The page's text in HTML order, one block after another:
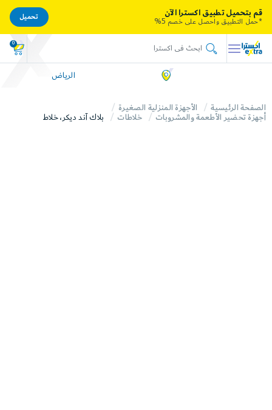
0
الرياض
الصفحة الرئيسية
الأجهزة المنزلية الصغيرة
أجهزة تحضير الأطعمة والمشروبات
خلاطات بلاك آند ديكر، خلاط
قم بتحميل تطبيق اكسترا الآن
*حمل التطبيق واحصل على خصم 5%
تحميل